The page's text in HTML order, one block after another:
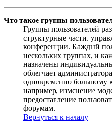
Что такое группы
Группы пользователей
структурные части,
конференции. Каждый
нескольких группах, и
назначены
облегчает
одновременно большому
например, изменение
предоставление
форумам.
Вернуться к началу